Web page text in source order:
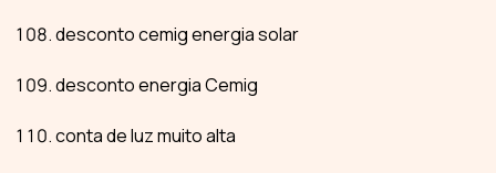
desconto cemig energia solar
desconto energia Cemig
conta de luz muito alta